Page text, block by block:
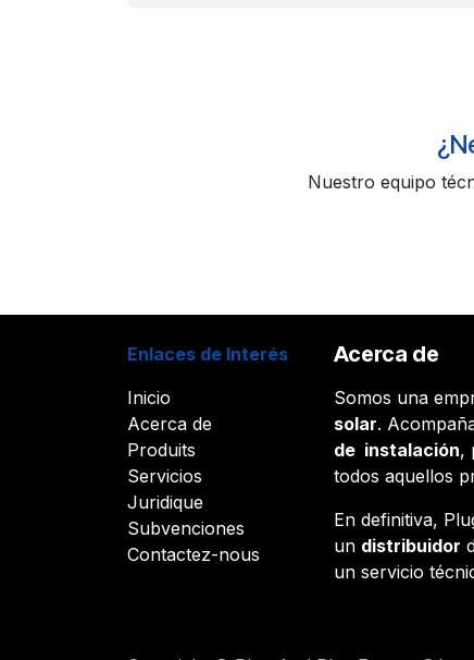
Nuestro equipo
Enlaces de Interés
Inicio
Acerca de
Produits
Servicios
Juridique
Subvenciones
Contactez-nous
Acerca de
Somos una
solar.
de instalación,
todos aquellos
En definitiva,
un distribuidor
un servicio